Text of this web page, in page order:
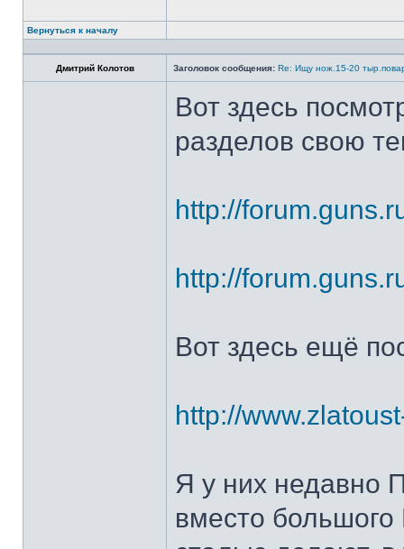
Вернуться к началу
Дмитрий Колотов Заголовок сообщения: Re: Ищу нож.15-20
Вот здесь
разделов свою
http://
http://
Вот здесь ещё
http://
Я у них недавно
вместо